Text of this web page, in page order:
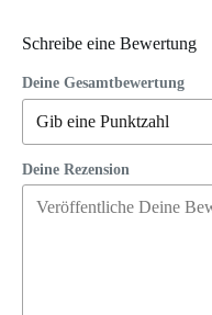
Schreibe eine Bewertung
Deine Gesamtbewertung
Deine Rezension